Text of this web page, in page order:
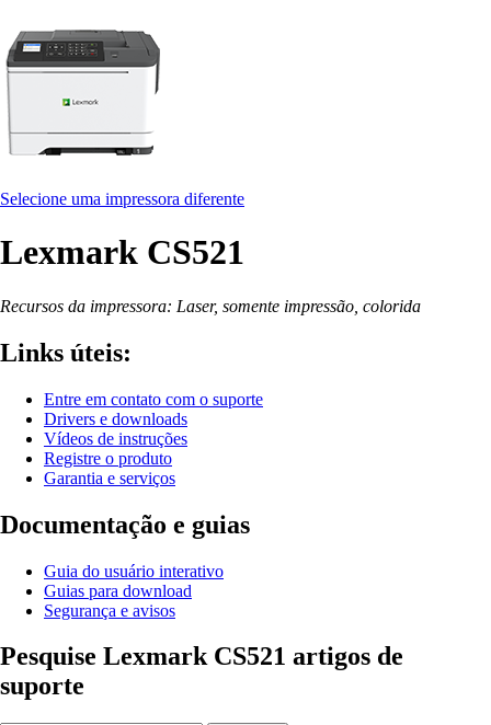
Selecione uma impressora diferente
Lexmark CS521
Recursos da impressora: Laser, somente impressão, colorida
Links úteis:
Entre em contato com o suporte
Drivers e downloads
Vídeos de instruções
Registre o produto
Garantia e serviços
Documentação e guias
Guia do usuário interativo
Guias para download
Segurança e avisos
Pesquise Lexmark CS521 artigos de
suporte